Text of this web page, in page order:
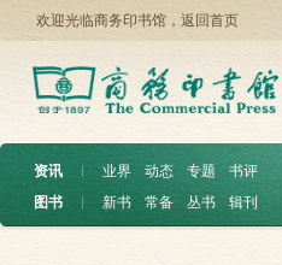
欢迎光临商务印书馆， 返回首页
资讯 ︱ 业界 动态 专题
书评
图书
︱ 新书 常备 丛书 辑刊